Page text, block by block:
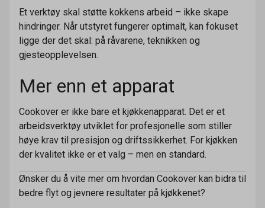
Et verktøy skal støtte kokkens arbeid – ikke skape
hindringer. Når utstyret fungerer optimalt, kan fokuset
ligge der det skal: på råvarene, teknikken og
gjesteopplevelsen.
Mer enn et apparat
Cookover er ikke bare et kjøkkenapparat. Det er et
arbeidsverktøy utviklet for profesjonelle som stiller
høye krav til presisjon og driftssikkerhet. For kjøkken
der kvalitet ikke er et valg – men en standard.
Ønsker du å vite mer om hvordan Cookover kan bidra til
bedre flyt og jevnere resultater på kjøkkenet?